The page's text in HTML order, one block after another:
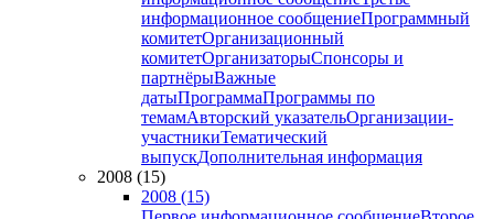
информационное сообщениеПрограммный
комитетОрганизационный
комитетОрганизаторыСпонсоры и
партнёрыВажные
датыПрограммаПрограммы по
темамАвторский указательОрганизации-
участникиТематический
выпускДополнительная информация
2008 (15)
2008 (15)